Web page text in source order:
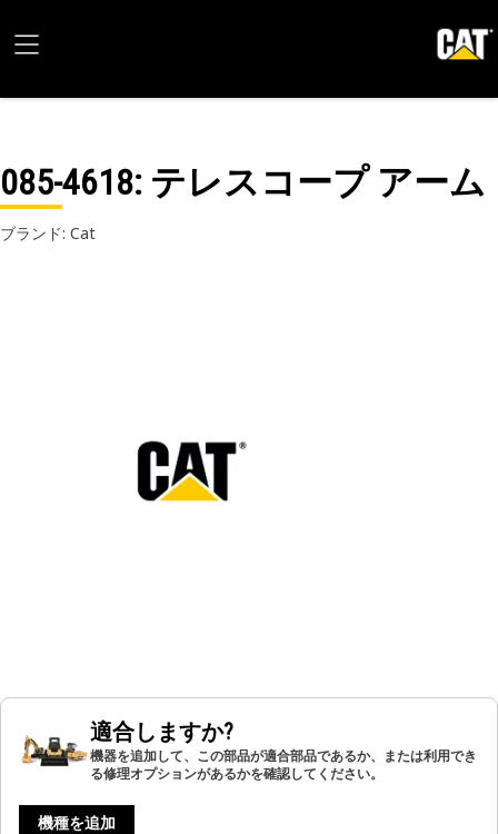
085-4618: テレスコープ アーム
ブランド: Cat
適合しますか?
機器を追加して、この部品が適合部品であるか、または利用でき
る修理オプションがあるかを確認してください。
機種を追加